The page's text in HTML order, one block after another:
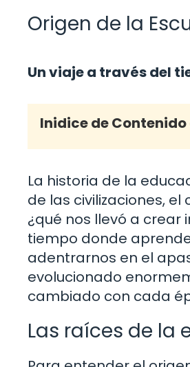
Origen de la
Un viaje a través del
Inidice de
La historia de la
de las civilizaciones,
¿qué nos llevó a
tiempo donde
adentrarnos en el
evolucionado
cambiado con cada
Las raíces de la